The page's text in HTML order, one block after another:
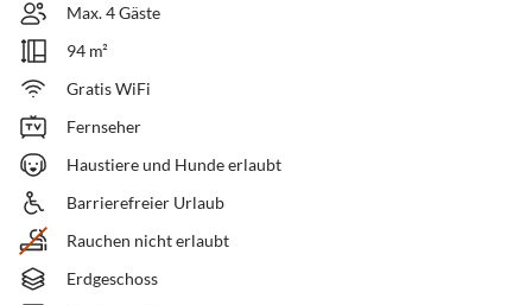
Max. 4 Gäste
94 m²
Gratis WiFi
Fernseher
Haustiere und Hunde erlaubt
Barrierefreier Urlaub
Rauchen nicht erlaubt
Erdgeschoss